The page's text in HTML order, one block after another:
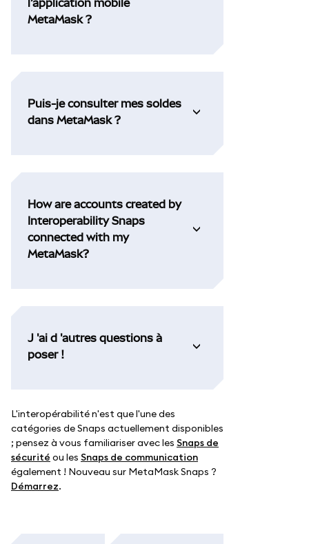
l’application mobile
MetaMask ?
Puis-je consulter mes soldes
dans MetaMask ?
How are accounts created by
Interoperability Snaps
connected with my
MetaMask?
J 'ai d 'autres questions à
poser !
L'interopérabilité n'est que l'une des
catégories de Snaps actuellement disponibles
; pensez à vous familiariser avec les Snaps de
sécurité ou les Snaps de communication
également ! Nouveau sur MetaMask Snaps ?
Démarrez.